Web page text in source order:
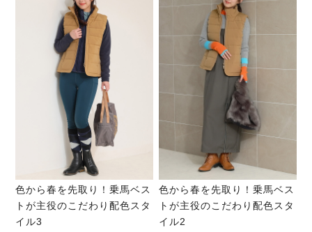
色から春を先取り！乗馬ベス
トが主役のこだわり配色スタ
イル3
色から春を先取り！乗馬ベス
トが主役のこだわり配色スタ
イル2